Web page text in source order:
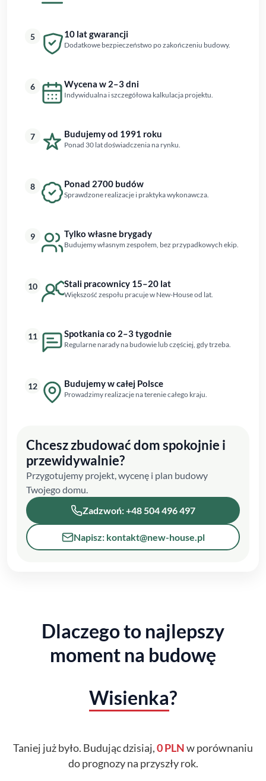
5 10 lat gwarancji
Dodatkowe bezpieczeństwo po zakończeniu budowy.
6 Wycena w 2–3 dni
Indywidualna i szczegółowa kalkulacja projektu.
7 Budujemy od 1991 roku
Ponad 30 lat doświadczenia na rynku.
8 Ponad 2700 budów
Sprawdzone realizacje i praktyka wykonawcza.
9 Tylko własne brygady
Budujemy własnym zespołem, bez przypadkowych ekip.
10 Stali pracownicy 15–20 lat
Większość zespołu pracuje w New-House od lat.
11 Spotkania co 2–3 tygodnie
Regularne narady na budowie lub częściej, gdy trzeba.
12 Budujemy w całej Polsce
Prowadzimy realizacje na terenie całego kraju.
Chcesz zbudować dom spokojnie i
przewidywalnie?
Przygotujemy projekt, wycenę i plan budowy
Twojego domu.
Zadzwoń: +48 504 496 497
Napisz: kontakt@new-house.pl
Dlaczego to najlepszy
moment na budowę
Wisienka?
Taniej już było. Budując dzisiaj,0 PLNw porównaniu
do prognozy na przyszły rok.